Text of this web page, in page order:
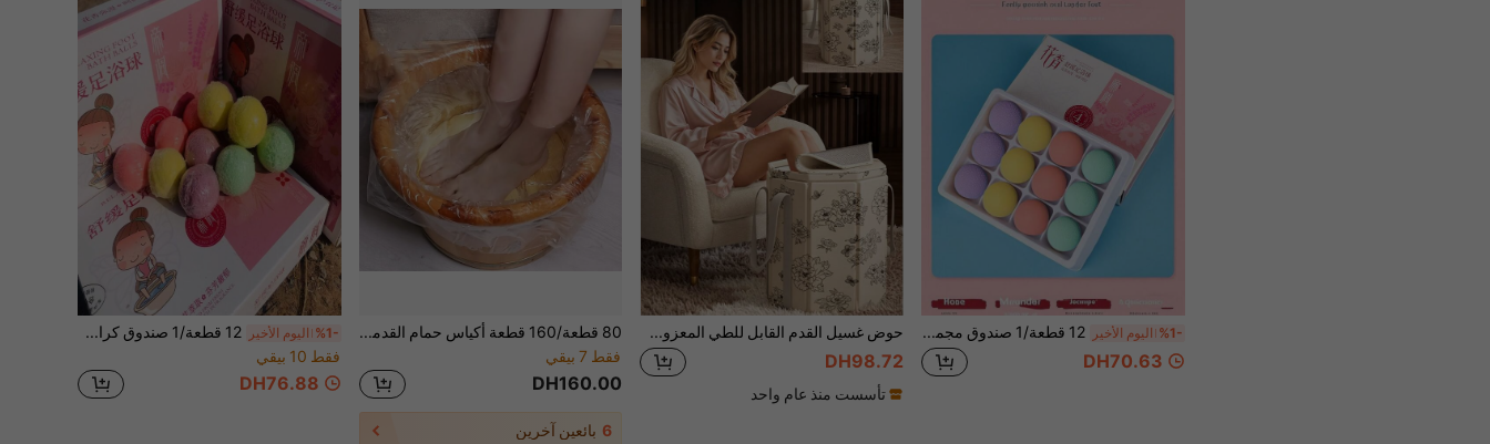
%1- اليوم الأخير 12 قطعة/1 صندوق مجموعة هدايا كرات حمام القدم الجديدة، مرطبة وتزيل الجلد الجاف، مصنوعة يدويًا. يمكنها إزالة الرطوبة، طرد البرد، المساعدة على النوم، إزالة الروائح الكريهة وتنظيف رائحة القدم. مستلزمات حوض حمام القدم، مستلزمات حوض الاستحمام، مستلزمات حمام القدم، ضروريات العودة إلى المدرسة، هدايا عيد الهالوين، هدايا عيد الميلاد، هدايا للنساء والرجال والأصدقاء. مستلزمات السفر، ضروريات نقع القدم، العناية بالقدم، الاستحمام، مستلزمات الحمام، هدايا عيد الحب (قد يختلف لون المنتج قليلاً، لكنه لا يؤثر على الاستخدام)
DH70.63
حوض غسيل القدم القابل للطي المعزول والمسمك 1 قطعة، 38*33 سم مع غطاء مقاوم للغبار، دلو نقع القدم، أسلوب رسم عتيق، حوض غسيل القدم المحمول المسمك بارتفاع الركبة للاستخدام المنزلي، حوض غسيل القدم، هدية للوالدين والعشاق والأصدقاء والمنزل وبعد العمل وعطلة نهاية الأسبوع ورحلات العمل والسفر، حوض غسيل القدم المحمول، هالوين، كرنفال، هدية عيد الميلاد.
DH98.72
تأسست منذ عام واحد
80 قطعة/160 قطعة أكياس حمام القدمين القابلة للتخلص، بطانات حوض نقع القدمين، أكياس بلاستيكية لحمام القدمين والسبا
فقط 7 بيقي
DH160.00
6 بائعين آخرين
%1- اليوم الأخير
12 قطعة/1 صندوق كرات حمام القدم على شكل قلب وردي جديدة، مرطبة ومزيلة للجلد الجاف، مصنوعة يدويًا. يمكنها إزالة الرطوبة وتخفيف البرد والمساعدة على النوم وإزالة الروائح الكريهة وتنظيف رائحة القدم. هدية عيد الهالوين، هدية عيد الميلاد، هدية للأصدقاء من النساء والرجال. مستلزمات السفر، أساسيات نقع القدم، العناية بالقدم، الاستحمام، مستلزمات الحمام، هدية عيد الحب، أساسيات حمام القدم. (قد يختلف لون المنتج قليلاً، لكنه لا يؤثر على الاستخدام)
فقط 10 بيقي
DH76.88